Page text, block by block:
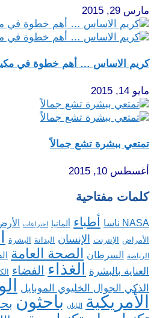
مارس 29, 2015
كريم الاساس … أهم خطوة في
مايو 14, 2015
تمتعي ببشرة تشع جمالاً
أغسطس 10, 2015
كلمات مفتاحية
NASA ناسا أطباء ألمانيا اختراعات
الأمراض الإنترنت الإنسان البدانة البشرة
الرياضة السرطان الصحة العامة
العناية بالبشرة الغذاء الفضاء
الذكي الجوال الخليوي الموبايل
الأمريكية
اليابان باحثون